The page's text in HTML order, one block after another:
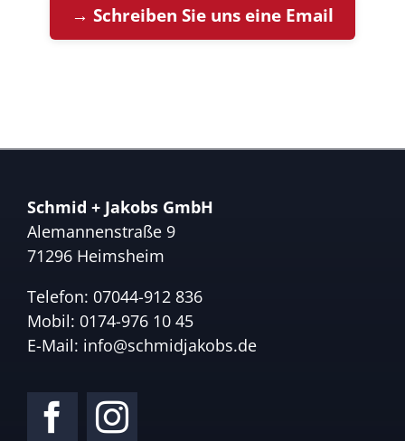
→ Schreiben Sie uns eine Email
Schmid + Jakobs GmbH
Alemannenstraße 9
71296 Heimsheim
Telefon: 07044-912 836
Mobil: 0174-976 10 45
E-Mail: info@schmidjakobs.de